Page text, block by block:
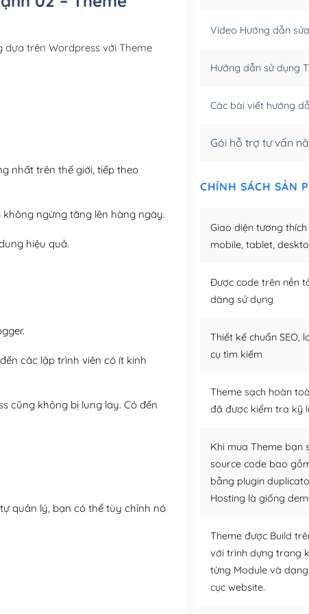
Hosting 5GB SSD (1 năm)
(+950,000₫)
dựa trên Wordpress với Theme
nhất trên thế giới, tiếp theo
ngừng tăng lên hàng ngày.
hiệu quả.
các lập trình viên có ít kinh
cũng không bị lung lay. Có đến
quản lý, bạn có thể tùy chỉnh nó
Video Hướng dẫn
Hướng dẫn sử dụng
Các bài viết hướng
Gói hỗ trợ tư vấn
CHÍNH SÁCH SẢN
Giao diện tương
mobile, tablet,
Được code trên nền
dàng sử dụng
Thiết kế chuẩn SEO,
cụ tìm kiếm
Theme sạch hoàn
đã được kiểm tra kỹ
Khi mua Theme bạn
source code bao
bằng plugin
Hosting là giống
Theme được Build
với trình dựng trang
từng Module và
cục website.